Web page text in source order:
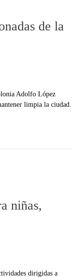
de la
Adolfo López
limpia la ciudad.
niñas,
dirigidas a